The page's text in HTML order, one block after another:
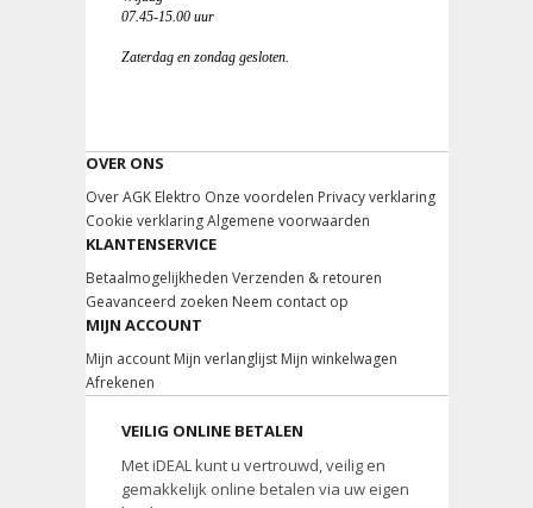
07.45-15.00 uur
Zaterdag en zondag gesloten.
OVER ONS
Over AGK Elektro Onze voordelen Privacy verklaring
Cookie verklaring Algemene voorwaarden
KLANTENSERVICE
Betaalmogelijkheden Verzenden & retouren
Geavanceerd zoeken Neem contact op
MIJN ACCOUNT
Mijn account Mijn verlanglijst Mijn winkelwagen
Afrekenen
VEILIG ONLINE BETALEN
Met iDEAL kunt u vertrouwd, veilig en
gemakkelijk online betalen via uw eigen